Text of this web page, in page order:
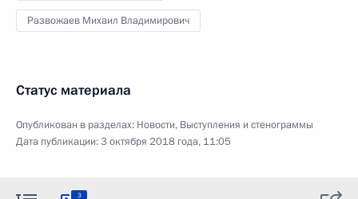
Развожаев Михаил Владимирович
Статус материала
Опубликован в разделах: Новости, Выступления и стенограммы
Дата публикации:3 октября 2018 года, 11:05
3